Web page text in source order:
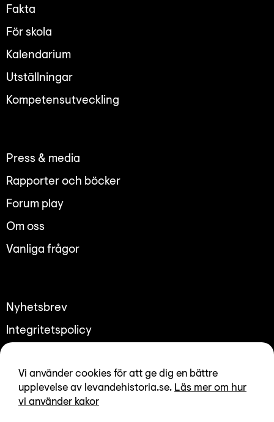
Vi använder cookies för att ge dig en bättre
upplevelse av levandehistoria.se. Läs mer om hur
vi använder kakor
Fakta
För skola
Kalendarium
Utställningar
Kompetensutveckling
Press & media
Rapporter och böcker
Forum play
Om oss
Vanliga frågor
Nyhetsbrev
Integritetspolicy